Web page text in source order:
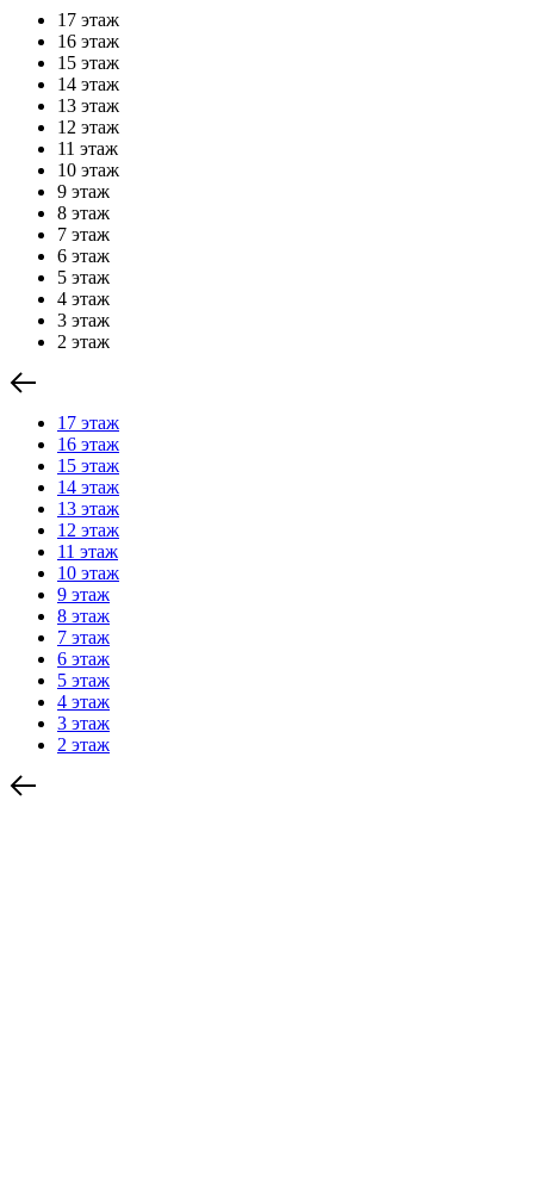
17 этаж
16 этаж
15 этаж
14 этаж
13 этаж
12 этаж
11 этаж
10 этаж
9 этаж
8 этаж
7 этаж
6 этаж
5 этаж
4 этаж
3 этаж
2 этаж
17 этаж
16 этаж
15 этаж
14 этаж
13 этаж
12 этаж
11 этаж
10 этаж
9 этаж
8 этаж
7 этаж
6 этаж
5 этаж
4 этаж
3 этаж
2 этаж